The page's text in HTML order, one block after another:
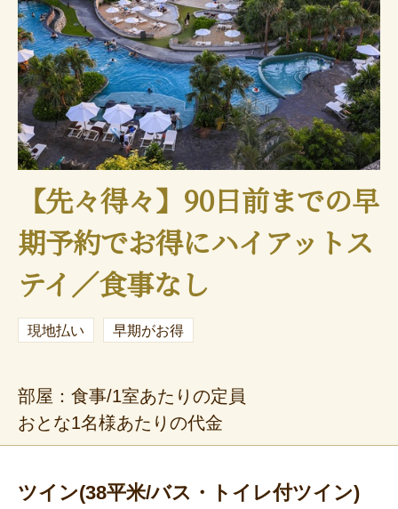
【先々得々】90日前までの早
期予約でお得にハイアットス
テイ／食事なし
現地払い 早期がお得
部屋：食事/1室あたりの定員
おとな1名様あたりの代金
ツイン(38平米/バス・トイレ付ツイン)